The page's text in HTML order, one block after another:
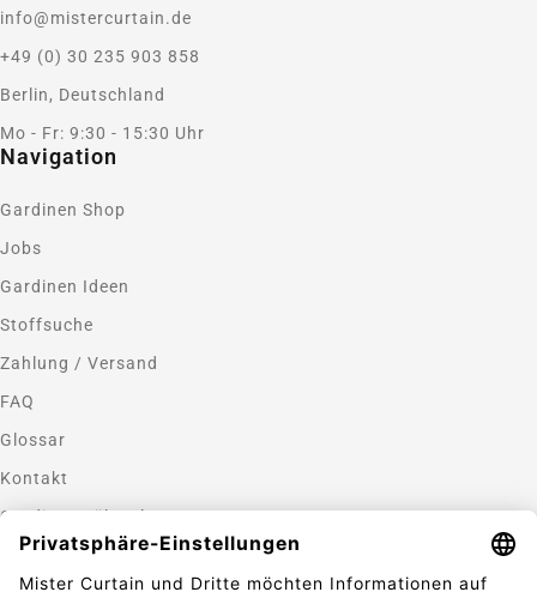
info@mistercurtain.de
+49 (0) 30 235 903 858
Berlin, Deutschland
Mo - Fr: 9:30 - 15:30 Uhr
Navigation
Gardinen Shop
Jobs
Gardinen Ideen
Stoffsuche
Zahlung / Versand
FAQ
Glossar
Kontakt
Gardinen nähen lassen
Zahlungsmethoden